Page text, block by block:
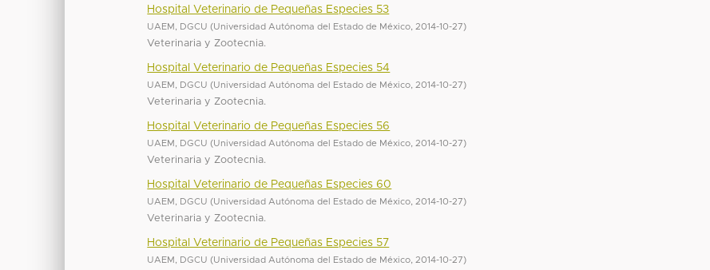
Hospital Veterinario de Pequeñas Especies 53
UAEM, DGCU (Universidad Autónoma del Estado de México 2014-10-27)
Veterinaria y Zootecnia.
Hospital Veterinario de Pequeñas Especies 54
UAEM, DGCU (Universidad Autónoma del Estado de México 2014-10-27)
Veterinaria y Zootecnia.
Hospital Veterinario de Pequeñas Especies 56
UAEM, DGCU (Universidad Autónoma del Estado de México 2014-10-27)
Veterinaria y Zootecnia.
Hospital Veterinario de Pequeñas Especies 60
UAEM, DGCU (Universidad Autónoma del Estado de México 2014-10-27)
Veterinaria y Zootecnia.
Hospital Veterinario de Pequeñas Especies 57
UAEM, DGCU (Universidad Autónoma del Estado de México 2014-10-27)